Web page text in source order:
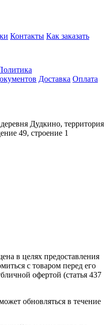
Контакты Как заказать
Доставка Оплата
Дудкино, территория
49, строение 1
в целях предоставления
с товаром перед его
офертой (статья 437
обновляться в течение